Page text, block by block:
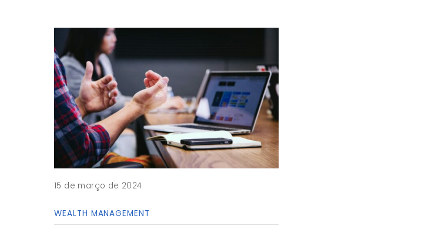
15 de março de 2024
WEALTH MANAGEMENT